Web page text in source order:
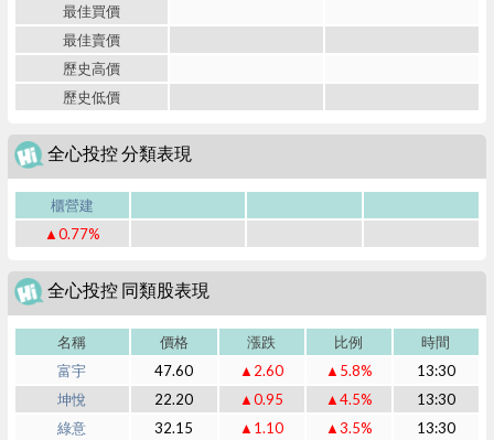
最佳買價
最佳賣價
歷史高價
歷史低價
全心投控 分類表現
櫃營建
▲0.77%
全心投控 同類股表現
名稱 價格 漲跌 比例
時間
富宇
47.60 ▲2.60 ▲5.8%
13:30
坤悅
22.20 ▲0.95 ▲4.5%
13:30
綠意
32.15 ▲1.10 ▲3.5%
13:30